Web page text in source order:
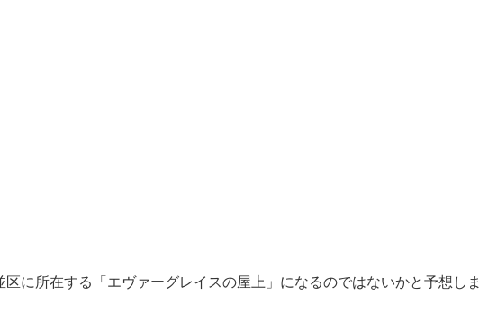
に所在する「エヴァーグレイスの屋上」になるのではないかと予想しま